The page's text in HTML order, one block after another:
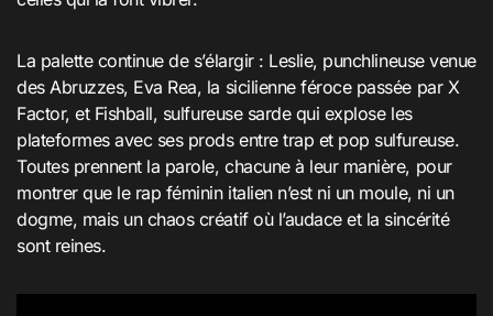
La palette continue de s’élargir : Leslie, punchlineuse venue
des Abruzzes, Eva Rea, la sicilienne féroce passée par X
Factor, et Fishball, sulfureuse sarde qui explose les
plateformes avec ses prods entre trap et pop sulfureuse.
Toutes prennent la parole, chacune à leur manière, pour
montrer que le rap féminin italien n’est ni un moule, ni un
dogme, mais un chaos créatif où l’audace et la sincérité
sont reines.